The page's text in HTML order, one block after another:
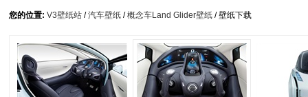
您的位置: V3壁纸站 /汽车壁纸 /概念车Land Glider壁纸 / 壁纸下载